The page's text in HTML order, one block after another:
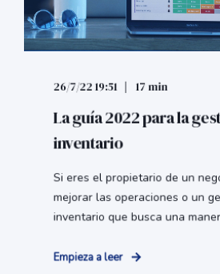
26/7/22 19:51 17 min
La guía 2022 para la
inventario
Si eres el propietario de un
mejorar las operaciones o un
inventario que busca una
Empieza a leer